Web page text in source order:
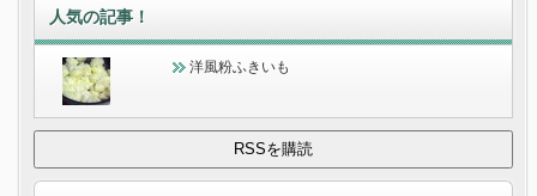
人気の記事！
洋風粉ふきいも